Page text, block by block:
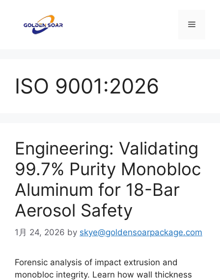
メ
ISO 9001:2026
Engineering: Validating
99.7% Purity Monobloc
Aluminum for 18-Bar
Aerosol Safety
1月 24, 2026 by skye@goldensoarpackage.com
Forensic analysis of impact extrusion and
monobloc integrity. Learn how wall thickness